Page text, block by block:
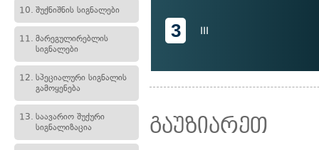
10. შუქნიშნის სიგნალები
11. მარეგულირებლის
სიგნალები
12. სპეციალური სიგნალის
გამოყენება
13. საავარიო შუქური
სიგნალიზაცია
3 III
გაუზიარეთ